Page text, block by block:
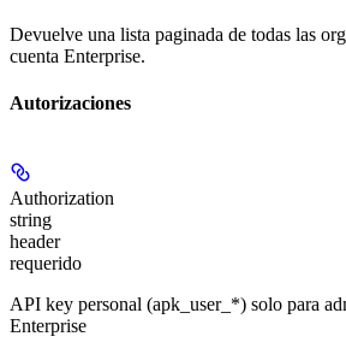
Devuelve una lista paginada de todas las
cuenta Enterprise.
Autorizaciones
Authorization
string
header
requerido
API key personal (apk_user_*) solo para
Enterprise